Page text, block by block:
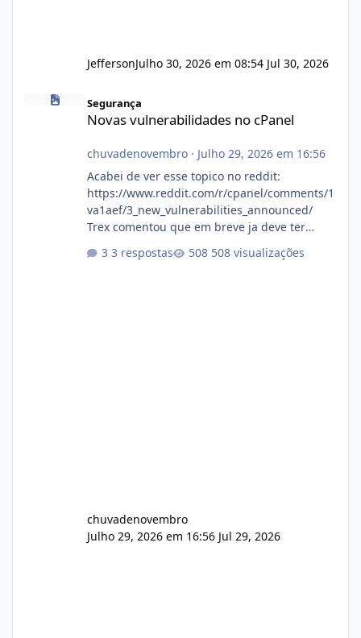
JeffersonJulho 30, 2026 em 08:54 Jul 30, 2026
Novas vulnerabilidades no cPanel
Segurança
Novas vulnerabilidades no cPanel
chuvadenovembro· Julho 29, 2026 em 16:56
Acabei de ver esse topico no reddit:
https://www.reddit.com/r/cpanel/comments/1
va1aef/3_new_vulnerabilities_announced/
Trex comentou que em breve ja deve ter
3 respostas 508 visualizações
chuvadenovembro
Julho 29, 2026 em 16:56 Jul 29, 2026